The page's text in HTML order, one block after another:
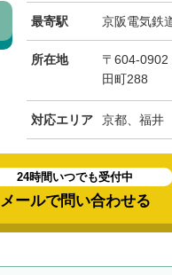
最寄駅 京阪電気鉄
所在地
〒604-0902
田町288
対応エリア 京都、福井
24時間いつでも受付中
メールで問い合わせる